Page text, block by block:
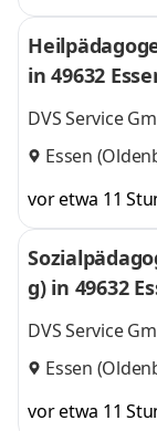
in 49632
DVS Service
Essen
vor etwa 11
g) in 49632
DVS Service
Essen
vor etwa 11